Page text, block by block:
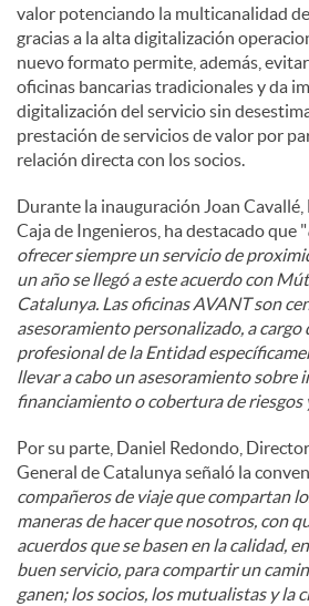
valor potenciando la multicanalidad
gracias a la alta digitalización
nuevo formato permite, además,
oficinas bancarias tradicionales y da
digitalización del servicio sin
prestación de servicios de valor por
relación directa con los socios.
Durante la inauguración Joan
Caja de Ingenieros, ha destacado que "
ofrecer siempre un servicio de
un año se llegó a este acuerdo con
Catalunya. Las oficinas AVANT son
asesoramiento personalizado, a cargo
profesional de la Entidad
llevar a cabo un asesoramiento sobre
financiamiento o cobertura de riesgos
Por su parte, Daniel Redondo,
General de Catalunya señaló la
compañeros de viaje que compartan
maneras de hacer que nosotros, con
acuerdos que se basen en la calidad,
buen servicio, para compartir un
ganen; los socios, los mutualistas y la